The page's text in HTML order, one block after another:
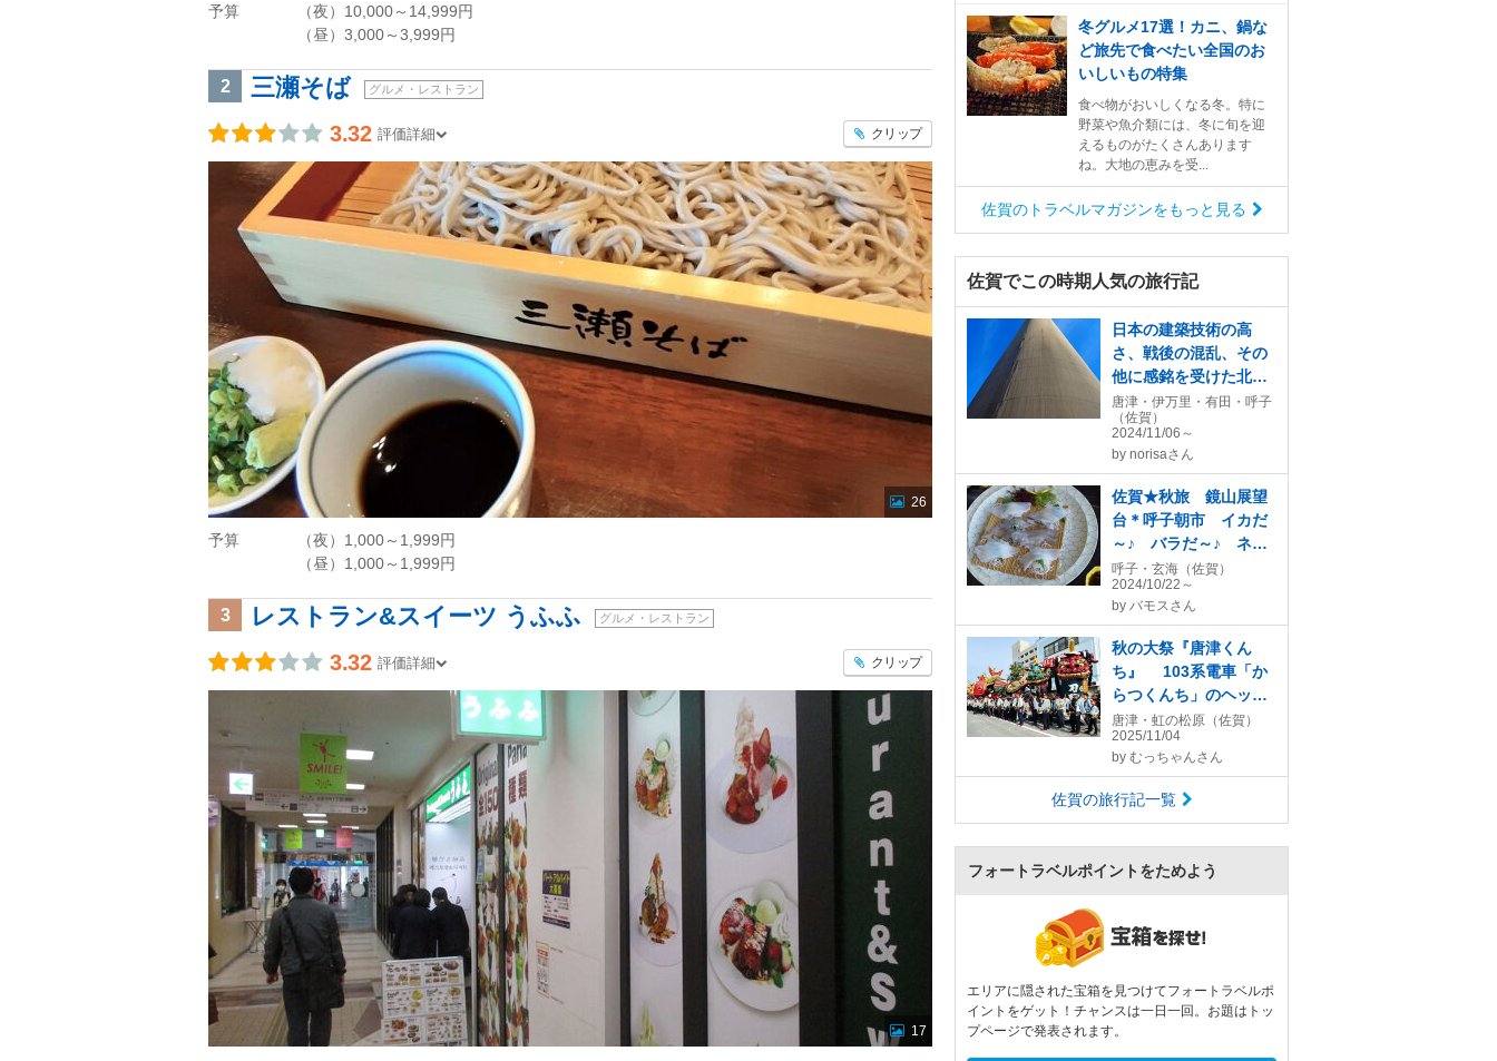
予算
（夜）10,000～14,999円
（昼）3,000～3,999円
2 三瀬そば グルメ・レストラン
3.32 評価詳細 クリップ
26
予算
（夜）1,000～1,999円
（昼）1,000～1,999円
3 レストラン&スイーツ うふふ グルメ・レストラン
3.32 評価詳細 クリップ
17
冬グルメ17選！カニ、鍋な
ど旅先で食べたい全国のお
いしいもの特集
食べ物がおいしくなる冬。特に
野菜や魚介類には、冬に旬を迎
えるものがたくさんあります
ね。大地の恵みを受...
佐賀のトラベルマガジンをもっと見る
佐賀でこの時期人気の旅行記
日本の建築技術の高
さ、戦後の混乱、その
他に感銘を受けた北九
州路
唐津・伊万里・有田・呼子
（佐賀）
2024/11/06～
by norisaさん
佐賀★秋旅 鏡山展望
台＊呼子朝市 イカだ
～♪ バラだ～♪ ネコ
だ～♪
呼子・玄海（佐賀）
2024/10/22～
by バモスさん
秋の大祭『唐津くん
ち』 103系電車「か
らつくんち」のヘッド
マーク付きに乗って
(^^)
唐津・虹の松原（佐賀）
2025/11/04
by むっちゃんさん
佐賀の旅行記一覧
フォートラベルポイントをためよう
エリアに隠された宝箱を見つけてフォートラベルポ
イントをゲット！チャンスは一日一回。お題はトッ
プページで発表されます。